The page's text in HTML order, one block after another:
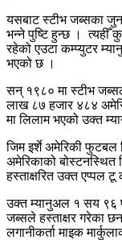
यसबाट स्टीभ जब्सका
भन्ने पुष्टि हुन्छ । त्यहीँ
रहेको एउटा कम्प्युटर
भएको छ ।
सन् १९८० मा स्टीभ
लाख ८७ हजार ४८४
मा लिलाम भएको उक्त
जिम इर्शे अमेरिकी फुटबल
अमेरिकाको
हस्ताक्षरित उक्त एप्पल टू
उक्त म्यानुअल १ सय ९६
जब्सले हस्ताक्षर गरेका
लगानीकर्ता माइक